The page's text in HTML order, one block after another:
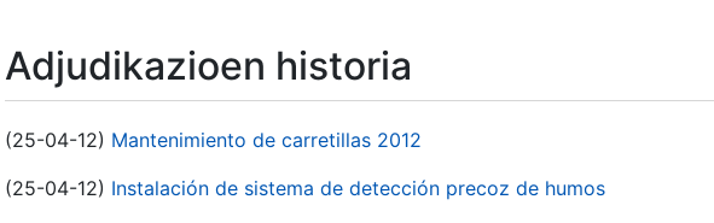
Adjudikazioen historia
(25-04-12) Mantenimiento de carretillas 2012
(25-04-12) Instalación de sistema de detección precoz de humos